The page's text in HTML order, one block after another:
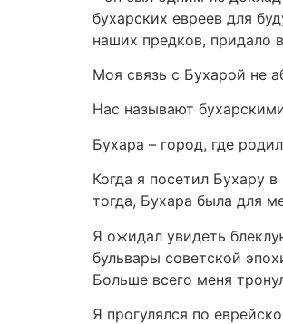
бухарских евреев для
наших предков, придало
Моя связь с Бухарой не
Нас называют
Бухара – город, где
Когда я посетил Бухару
тогда, Бухара была для
Я ожидал увидеть
бульвары советской
Больше всего меня
Я прогулялся по